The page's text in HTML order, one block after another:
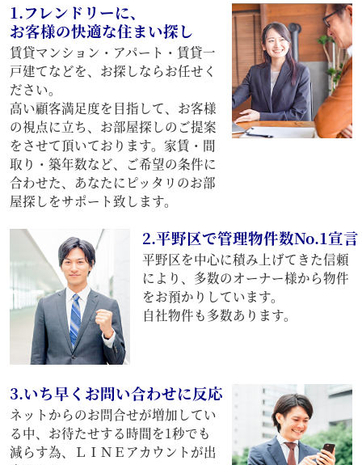
1.フレンドリーに、
お客様の快適な住まい探し
賃貸マンション・アパート・賃貸一
戸建てなどを、お探しならお任せく
ださい。
高い顧客満足度を目指して、お客様
の視点に立ち、お部屋探しのご提案
をさせて頂いております。家賃・間
取り・築年数など、ご希望の条件に
合わせた、あなたにピッタリのお部
屋探しをサポート致します。
2.平野区で管理物件数No.1宣言
平野区を中心に積み上げてきた信頼
により、多数のオーナー様から物件
をお預かりしています。
自社物件も多数あります。
3.いち早くお問い合わせに反応
ネットからのお問合せが増加してい
る中、お待たせする時間を1秒でも
減らす為、ＬＩＮＥアカウントが出